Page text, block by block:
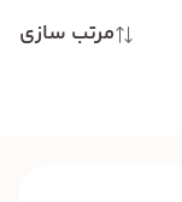
مرتب سازی